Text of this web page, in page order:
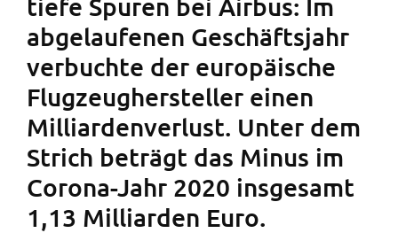
tiefe Spuren bei Airbus: Im
abgelaufenen Geschäftsjahr
verbuchte der europäische
Flugzeughersteller einen
Milliardenverlust. Unter dem
Strich beträgt das Minus im
Corona-Jahr 2020 insgesamt
1,13 Milliarden Euro.